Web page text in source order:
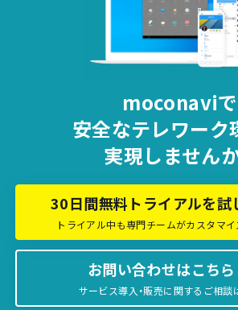
moconaviで
安全なテレワーク
実現しません
30日間無料トライアルを試
トライアル中も専門チームがカスタマ
お問い合わせはこちら
サービス導入・販売に関するご相談